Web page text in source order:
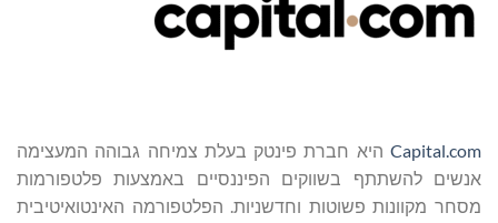
Capital.com היא חברת פינטק בעלת צמיחה גבוהה המעצימה
אנשים להשתתף בשווקים הפיננסיים באמצעות פלטפורמות
מסחר מקוונות פשוטות וחדשניות. הפלטפורמה האינטואיטיבית